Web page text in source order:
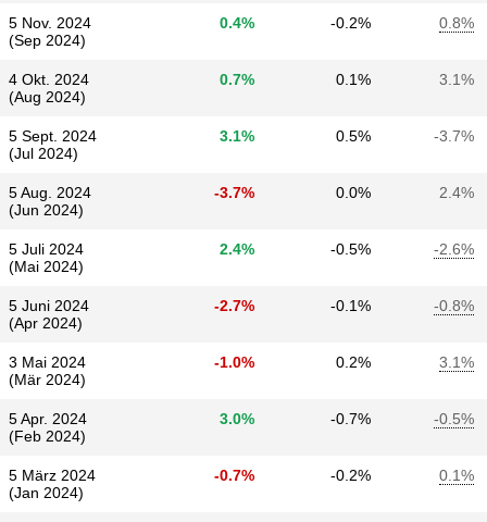
5 Nov. 2024
(Sep 2024)
0.4% -0.2% 0.8%
4 Okt. 2024
(Aug 2024)
0.7% 0.1% 3.1%
5 Sept. 2024
(Jul 2024)
3.1% 0.5% -3.7%
5 Aug. 2024
(Jun 2024)
-3.7% 0.0% 2.4%
5 Juli 2024
(Mai 2024)
2.4% -0.5% -2.6%
5 Juni 2024
(Apr 2024)
-2.7% -0.1% -0.8%
3 Mai 2024
(Mär 2024)
-1.0% 0.2% 3.1%
5 Apr. 2024
(Feb 2024)
3.0% -0.7% -0.5%
5 März 2024
(Jan 2024)
-0.7% -0.2% 0.1%